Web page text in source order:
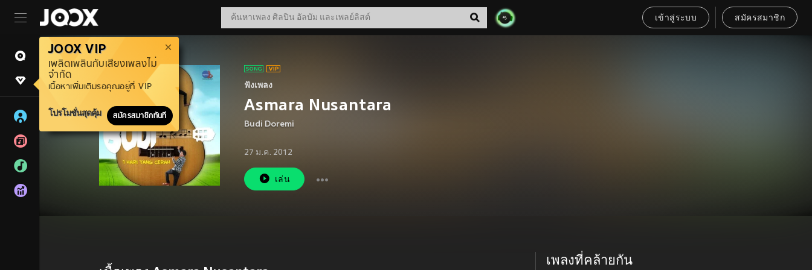
เข้าสู่ระบบ สมัครสมาชิก
JOOX VIP
เพลิดเพลินกับเสียงเพลงไม่
จำกัด
เนื้อหาเพิ่มเติมรอคุณอยู่ที่ VIP
โปรโมชั่นสุดคุ้ม สมัครสมาชิกทันที
ฟังเพลง
Asmara Nusantara
Budi Doremi
27 ม.ค. 2012
เล่น
เพลงที่คล้ายกัน